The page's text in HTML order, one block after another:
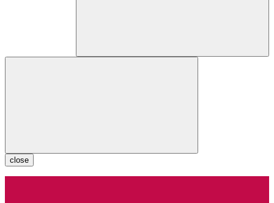
close